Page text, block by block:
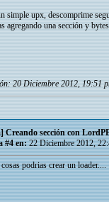
simple upx, descomprime
agregando una sección y
20 Diciembre 2012, 19:51
Creando sección con
#4 en:22 Diciembre 2012,
podrias crear un loader....